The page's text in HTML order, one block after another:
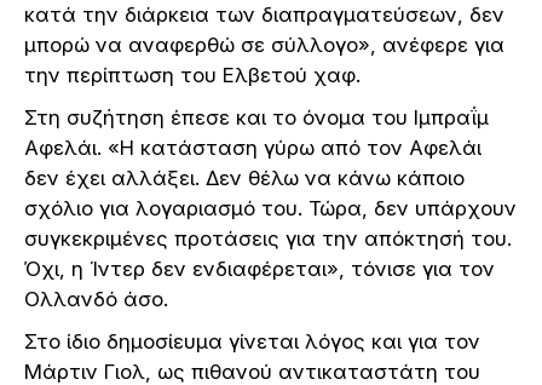
κατά την διάρκεια των διαπραγματεύσεων, δεν
μπορώ να αναφερθώ σε σύλλογο», ανέφερε για
την περίπτωση του Ελβετού χαφ.
Στη συζήτηση έπεσε και το όνομα του Ιμπραΐμ
Αφελάι. «Η κατάσταση γύρω από τον Αφελάι
δεν έχει αλλάξει. Δεν θέλω να κάνω κάποιο
σχόλιο για λογαριασμό του. Τώρα, δεν υπάρχουν
συγκεκριμένες προτάσεις για την απόκτησή του.
Όχι, η Ίντερ δεν ενδιαφέρεται», τόνισε για τον
Ολλανδό άσο.
Στο ίδιο δημοσίευμα γίνεται λόγος και για τον
Μάρτιν Γιολ, ως πιθανού αντικαταστάτη του